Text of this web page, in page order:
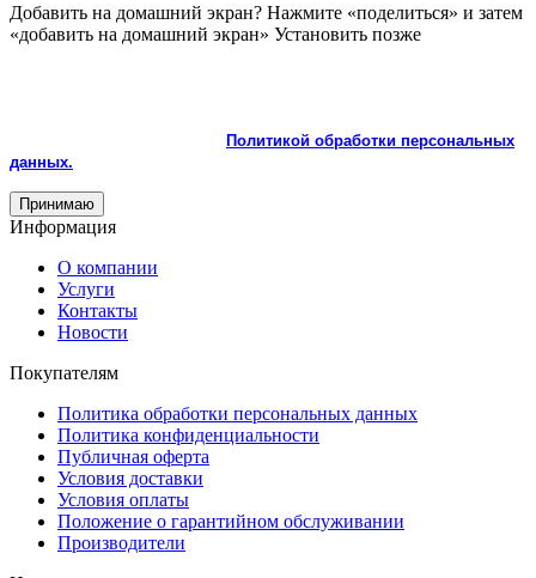
Добавить на домашний экран? Нажмите «поделиться» и затем
«добавить на домашний экран» Установить позже
Политикой обработки персональных
данных.
Принимаю
Информация
О компании
Услуги
Контакты
Новости
Покупателям
Политика обработки персональных данных
Политика конфиденциальности
Публичная оферта
Условия доставки
Условия оплаты
Положение о гарантийном обслуживании
Производители